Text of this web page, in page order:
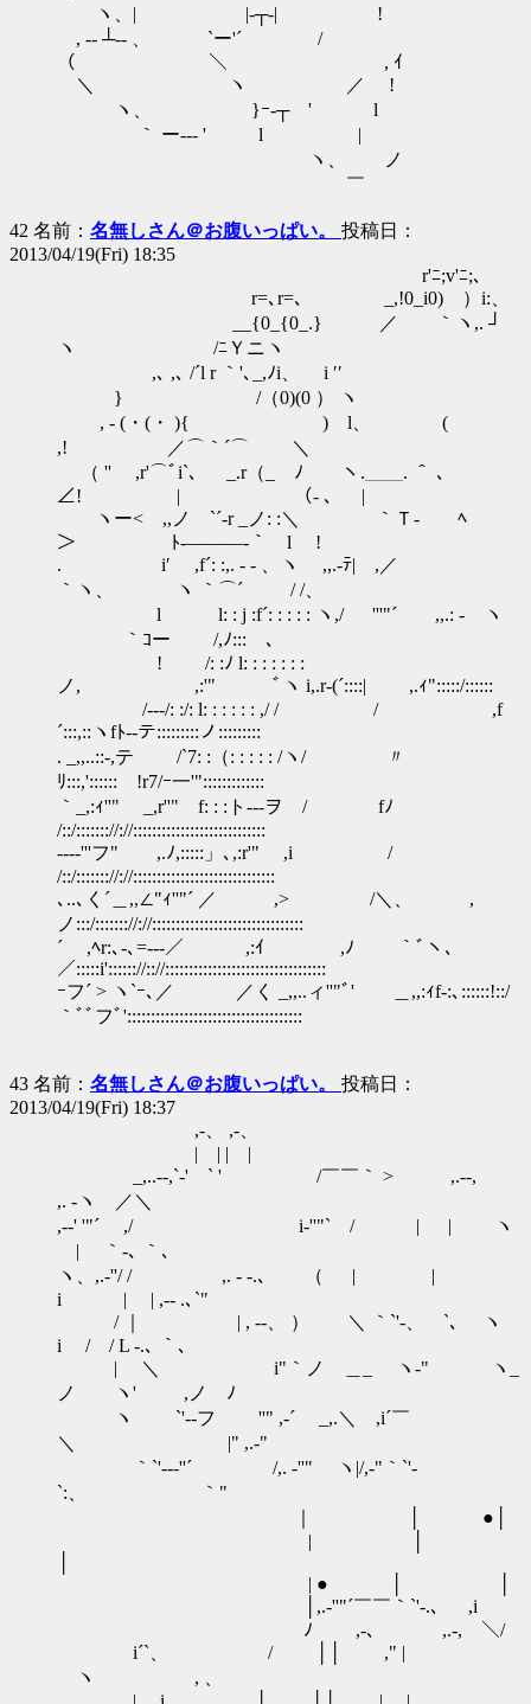
ヽ、| |-┬-| !
, -‐ ┴‐- 、 `ー'´ /
（ ＼ , ｲ
＼ ヽ ／ !
ヽ、 }ｰ-┬ ' l
｀ ー--‐ ' l |
ヽ、 ノ
￣
42 名前： 名無しさん＠お腹いっぱい。 投稿日：
2013/04/19(Fri) 18:35
r'ﾆ;v'ﾆ;､
r=､r=､ _,!0_i0) ）i:、
__{0_{0_.} ／ ｀ヽ,. ┘
ヽ /ﾆＹニヽ
,､ ,､ /´l r ｀'､_,ﾉi、 i ′′
} /（0)(0 ） ヽ
, - (・(・ ){ ) l、 (
,! ／⌒｀´⌒ ＼
（ '' ,r'⌒ﾞi`､ _.r（_ ﾉ ヽ.＿＿. ＾ 、
∠! | （- 、 |
ヽー< ,,ノ `´-r _ノ: :＼ ｀Ｔ- ﾍ
＞ ﾄ-―――-｀ l !
. i′ ,f´: :,. - - 、ヽ ,,.-ﾃ| ,／
｀ヽ、 ヽ ｀⌒´ / /、
l l: : j :f´: : : : : ヽ,/ '''"´ ,,.: - ヽ
｀ｺー /,ﾉ:::ゝ､
! /: :ﾉ l: : : : : : :
ノ, ,:'" ﾞヽ i,.r‐(´::::| ,.ｨ":::::/::::::
/-‐-/: :/: l: : : : : : ,/ / / ,f
´:::,::ヽfﾄ--テ:::::::::ノ:::::::::
. _,,..::-,テ /`7: :（: : : : : /ヽ/ 〃
ﾘ:::,'::::::ゝ!r7/ｰ一'":::::::::::::
｀_,:ｨ''" _,r''" f: : :ト---ヲ / fﾉ
/::/::::::://://::::::::::::::::::::::::::::
-‐-‐'''フ" ,.ﾉ,:::::」､,:r'" ,i /
/::/::::::://://::::::::::::::::::::::::::::::
､..､く´＿,,∠"ｨ''"´ ／ ,> /＼、 ,
ノ:::/::::::://://::::::::::::::::::::::::::::::::
´ ,ﾍr:､-､=---／ ,:ｲ ,ﾉ ｀ﾞヽ､
／:::::i':::::://:://::::::::::::::::::::::::::::::::::
ｰフ´ > ヽ`ｰ､／ ／く _,,..ィ''"ﾞ' ＿,,:ｨf-:､::::::!::/
｀ﾞﾞフﾞ':::::::::::::::::::::::::::::::::::::
43 名前： 名無しさん＠お腹いっぱい。 投稿日：
2013/04/19(Fri) 18:37
,-、 ,-、
| | | |
_,..-‐,`‐' ` ' /￣￣｀ > ,.‐‐,
,. ‐ヽ ／＼
,-‐' '"´ ,/ i‐''"` / | | ヽ
| ｀‐､ ｀､
ヽ、,.‐''/ / ,. ‐ ‐.､ （ | |
i | | ,-- .､`"
/ ｜ | , --、 ） ＼ ｀`'‐、 `､ ヽ
i / / L -.､ ｀､
| ＼ i"｀ノ ＿_ ヽ‐" ヽ_
ノ ヽ' ,ノ ﾉ
ヽ `'‐‐フ ''" ,‐´ _,.＼ ,i´￣
＼ |" ,.‐"
｀`'‐--''´ /,. ‐''" ヽ|/,‐"｀`'‐
`:、 ｀"
｜ │ ●│
| │
| ● │ │
│,.‐''"´￣￣｀`'‐.､ ,i
ﾉ ,-、 ,.‐, ＼/
i´`、 / ││ ," |
ヽ , 、